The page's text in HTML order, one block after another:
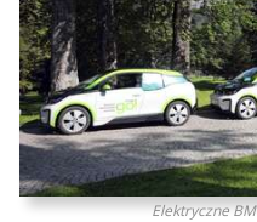
Elektryczne